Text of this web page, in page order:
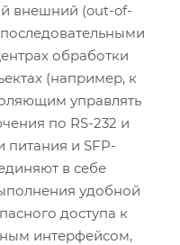
внешний (out-of-
обработки
(например, к
управлять
по RS-232 и
питания и SFP-
в себе
удобной
доступа к
интерфейсом,